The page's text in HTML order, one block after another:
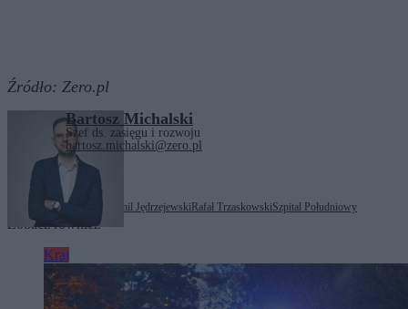
Źródło: Zero.pl
Bartosz Michalski
Szef ds. zasięgu i rozwoju
bartosz.michalski@zero.pl
Dawid Kacprzyk Emil Jędrzejewski Rafał TrzaskowskiSzpital Południowy
Zobacz również
Kraj